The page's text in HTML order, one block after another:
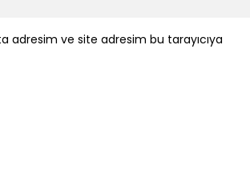
adresim ve site adresim bu tarayıcıya